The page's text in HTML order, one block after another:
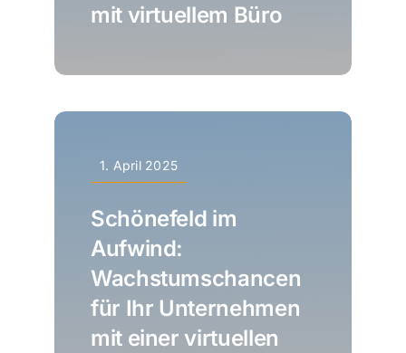
mit virtuellem Büro
1. April 2025
Schönefeld im
Aufwind:
Wachstumschancen
für Ihr Unternehmen
mit einer virtuellen